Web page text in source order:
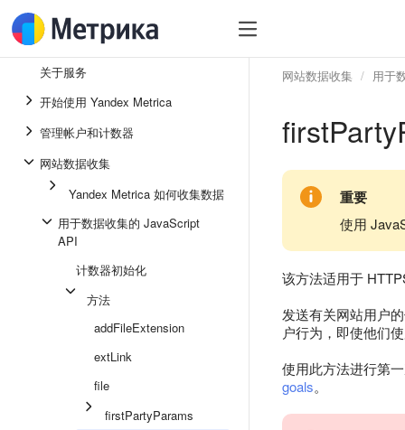
关于服务
开始使用 Yandex Metrica
管理帐户和计数器
网站数据收集
Yandex Metrica 如何收集数据
用于数据收集的 JavaScript
API
计数器初始化
方法
addFileExtension
extLink
file
firstPartyParams
网站数据收集 用于
重要
使用
该方法适用于
发送有关网站用户
户行为，即使他们
使用此方法进行第
goals。